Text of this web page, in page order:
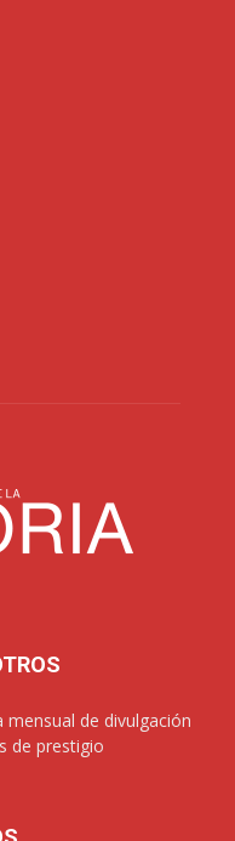
mensual de divulgación
de prestigio